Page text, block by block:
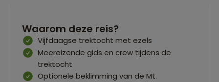
Waarom deze reis?
Vijfdaagse trektocht met ezels
Meereizende gids en crew tijdens de
trektocht
Optionele beklimming van de Mt.